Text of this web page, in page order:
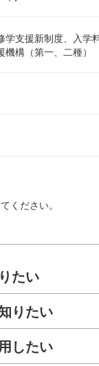
学支援新制度、入学
機構（第一、二種）
ください。
たい
りたい
したい